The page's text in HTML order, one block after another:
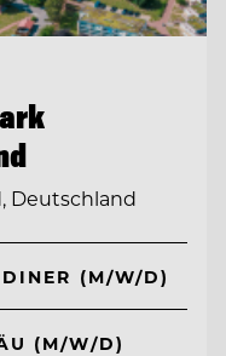
Deutschland
DINER (M/W/D)
(M/W/D)